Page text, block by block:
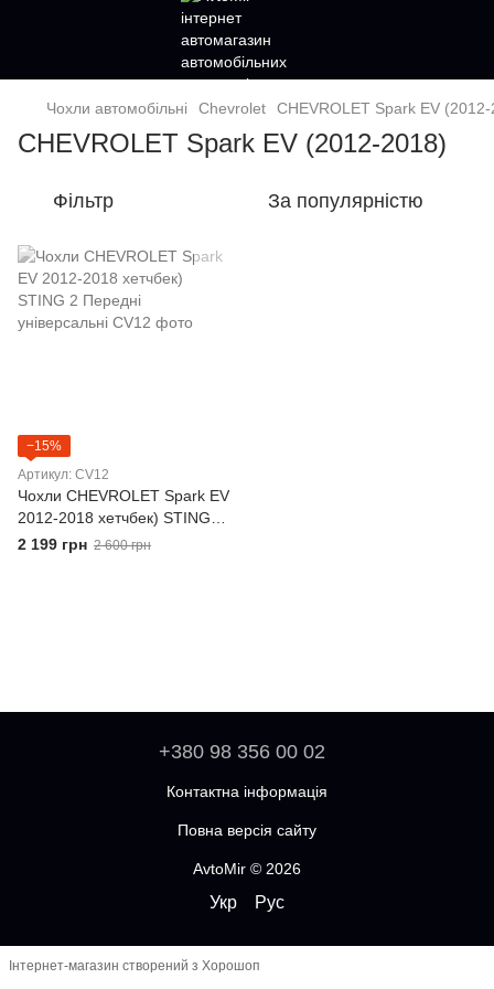
Чохли автомобільні Chevrolet CHEVROLET Spark EV
CHEVROLET Spark EV (2012-2018)
Фільтр За популярністю
−15%
Артикул: CV12
Чохли CHEVROLET Spark EV
2012-2018 хетчбек) STING 2
Передні універсальні
2 199 грн 2 600 грн
+380 98 356 00 02
Контактна інформація
Повна версія сайту
AvtoMir © 2026
Укр Рус
Інтернет-магазин створений з Хорошоп